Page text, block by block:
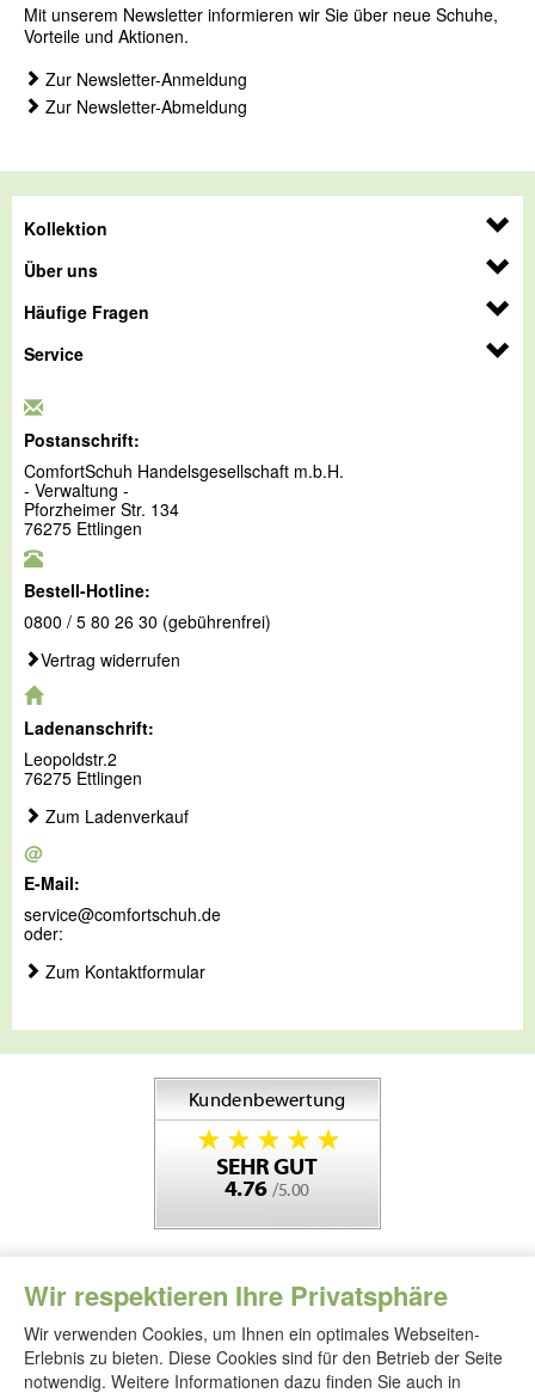
Wir respektieren Ihre Privatsphäre
Wir verwenden Cookies, um Ihnen ein optimales Webseiten-
Erlebnis zu bieten. Diese Cookies sind für den Betrieb der Seite
notwendig. Weitere Informationen dazu finden Sie auch in
Mit unserem Newsletter informieren wir Sie über neue Schuhe,
Vorteile und Aktionen.
Zur Newsletter-Anmeldung
Zur Newsletter-Abmeldung
Kollektion
Über uns
Häufige Fragen
Service
Postanschrift:
ComfortSchuh Handelsgesellschaft m.b.H.
- Verwaltung -
Pforzheimer Str. 134
76275 Ettlingen
Bestell-Hotline:
0800 / 5 80 26 30 (gebührenfrei)
Vertrag widerrufen
Ladenanschrift:
Leopoldstr.2
76275 Ettlingen
Zum Ladenverkauf
@
E-Mail:
service@comfortschuh.de
oder:
Zum Kontaktformular
Folgen